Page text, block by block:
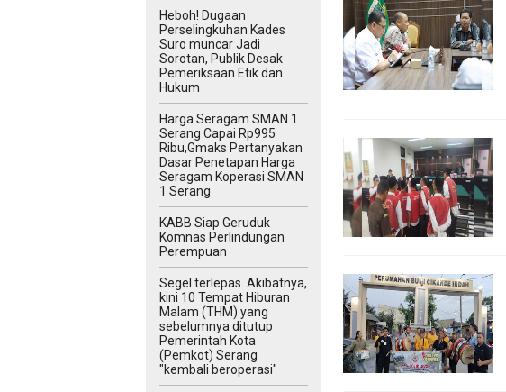
Heboh! Dugaan
Perselingkuhan Kades
Suro muncar Jadi
Sorotan, Publik Desak
Pemeriksaan Etik dan
Hukum
Harga Seragam SMAN 1
Serang Capai Rp995
Ribu,Gmaks Pertanyakan
Dasar Penetapan Harga
Seragam Koperasi SMAN
1 Serang
‎KABB Siap Geruduk
Komnas Perlindungan
Perempuan
Segel terlepas. Akibatnya,
kini 10 Tempat Hiburan
Malam (THM) yang
sebelumnya ditutup
Pemerintah Kota
(Pemkot) Serang
"kembali beroperasi"